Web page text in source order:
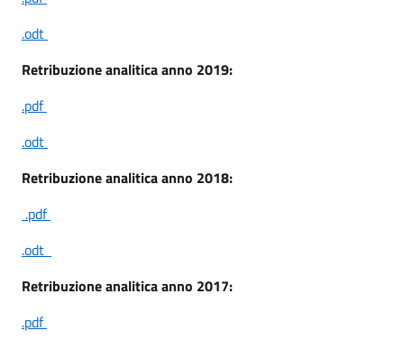
.odt
Retribuzione analitica anno 2019:
.pdf
.odt
Retribuzione analitica anno 2018:
.pdf
.odt
Retribuzione analitica anno 2017:
.pdf